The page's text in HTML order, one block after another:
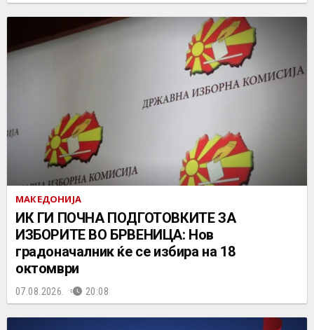
МАКЕДОНИЈА
ИК ГИ ПОЧНА ПОДГОТОВКИТЕ ЗА
ИЗБОРИТЕ ВО БРВЕНИЦА: Нов
градоначалник ќе се избира на 18
октомври
07.08.2026. 20:08